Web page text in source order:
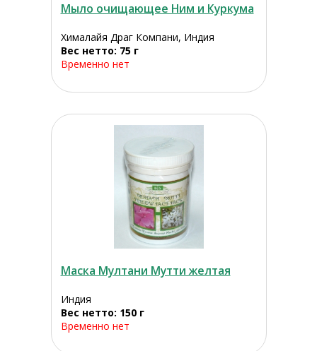
Мыло очищающее Ним и Куркума
Хималайя Драг Компани, Индия
Вес нетто: 75 г
Временно нет
Маска Мултани Мутти желтая
Индия
Вес нетто: 150 г
Временно нет